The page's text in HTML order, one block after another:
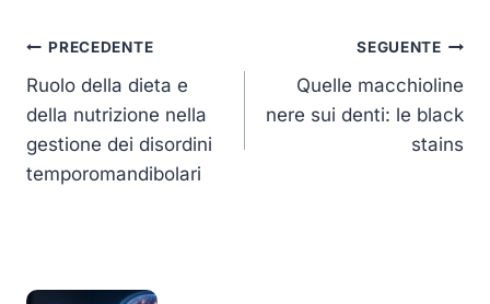
Navigazione
articoli
PRECEDENTE
Ruolo della dieta e
della nutrizione nella
gestione dei disordini
temporomandibolari
SEGUENTE
Quelle macchioline
nere sui denti: le black
stains